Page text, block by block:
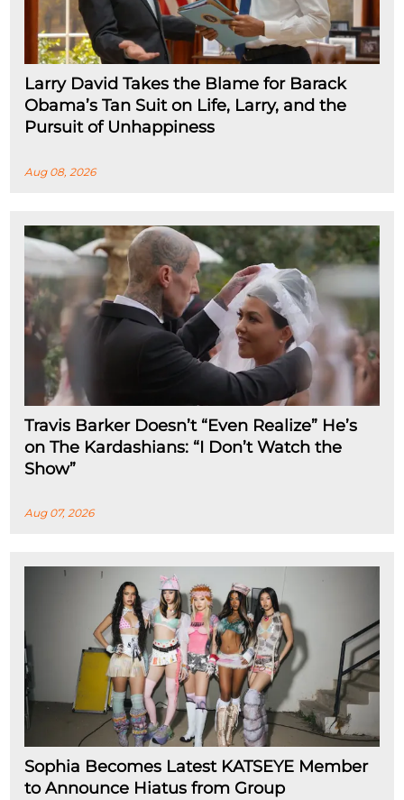
Larry David Takes the Blame for Barack
Obama’s Tan Suit on Life, Larry, and the
Pursuit of Unhappiness
Aug 08, 2026
Travis Barker Doesn’t “Even Realize” He’s
on The Kardashians: “I Don’t Watch the
Show”
Aug 07, 2026
Sophia Becomes Latest KATSEYE Member
to Announce Hiatus from Group